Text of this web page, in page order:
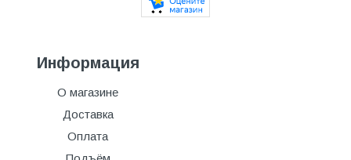
Информация
О магазине
Доставка
Оплата